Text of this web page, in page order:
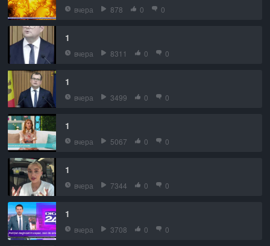
вчера 878 0 0
1
вчера 8311 0 0
1
вчера 3499 0 0
1
вчера 5067 0 0
1
вчера 7344 0 0
1
вчера 3708 0 0